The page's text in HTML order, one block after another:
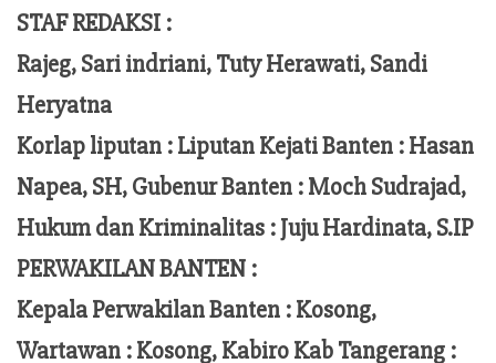
STAF REDAKSI :
Rajeg, Sari indriani, Tuty Herawati, Sandi
Heryatna
Korlap liputan :Liputan Kejati Banten : Hasan
Napea, SH,Gubenur Banten : MochSudrajad,
Hukum dan Kriminalitas :Juju Hardinata, S.IP
PERWAKILAN BANTEN :
Kepala Perwakilan Banten : Kosong,
Wartawan : Kosong, Kabiro Kab Tangerang :